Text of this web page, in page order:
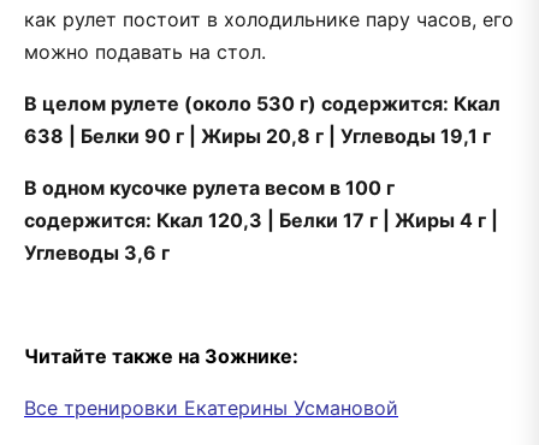
как рулет постоит в холодильнике пару часов, его
можно подавать на стол.
В целом рулете (около 530 г) содержится: Ккал
638 | Белки 90 г | Жиры 20,8 г | Углеводы 19,1 г
В одном кусочке рулета весом в 100 г
содержится: Ккал 120,3 | Белки 17 г | Жиры 4 г |
Углеводы 3,6 г
Читайте также на Зожнике:
Все тренировки Екатерины Усмановой